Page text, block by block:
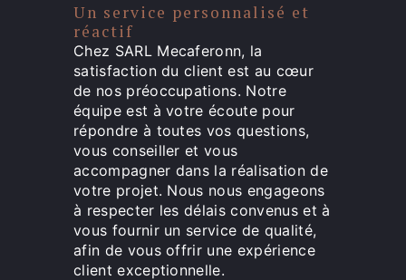
Un service personnalisé et
réactif
Chez SARL Mecaferonn, la
satisfaction du client est au cœur
de nos préoccupations. Notre
équipe est à votre écoute pour
répondre à toutes vos questions,
vous conseiller et vous
accompagner dans la réalisation de
votre projet. Nous nous engageons
à respecter les délais convenus et à
vous fournir un service de qualité,
afin de vous offrir une expérience
client exceptionnelle.